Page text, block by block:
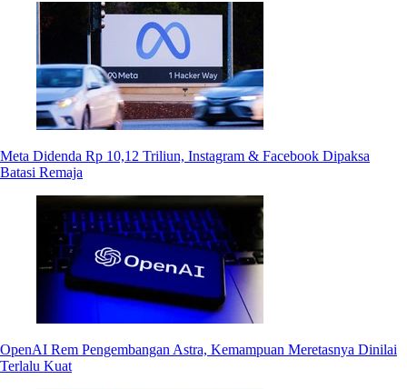
Meta Didenda Rp 10,12 Triliun, Instagram & Facebook Dipaksa
Batasi Remaja
OpenAI Rem Pengembangan Astra, Kemampuan Meretasnya Dinilai
Terlalu Kuat